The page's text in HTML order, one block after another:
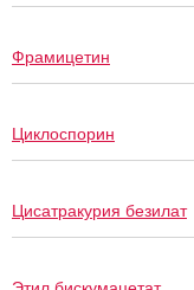
Фрамицетин
Циклоспорин
Цисатракурия безилат